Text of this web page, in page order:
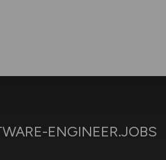
ENGINEER.JOBS